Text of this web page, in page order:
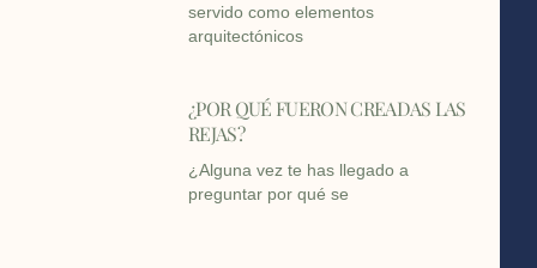
servido como elementos
arquitectónicos
¿POR QUÉ FUERON CREADAS LAS
REJAS?
¿Alguna vez te has llegado a
preguntar por qué se